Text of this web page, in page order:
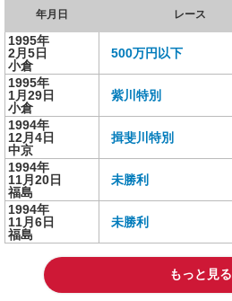
年月日 レース
1995年
2月5日
小倉
500万円以下
1995年
1月29日
小倉
紫川特別
1994年
12月4日
中京
揖斐川特別
1994年
11月20日
福島
未勝利
1994年
11月6日
福島
未勝利
もっと見る